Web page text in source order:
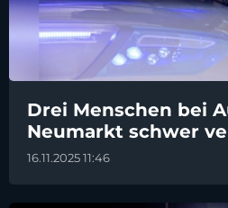
Drei Menschen bei
Neumarkt schwer
16.11.2025 11:46